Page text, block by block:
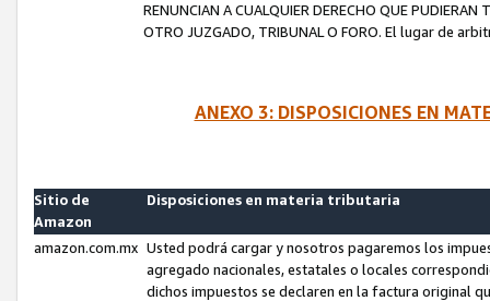
RENUNCIAN A CUALQUIER DERECHO QUE
OTRO JUZGADO, TRIBUNAL O FORO. El lugar de
ANEXO 3: DISPOSICIONES EN
Sitio de
Amazon
Disposiciones en materia tributaria
amazon.com.mx Usted podrá cargar y nosotros pagaremos los
agregado nacionales, estatales o locales
dichos impuestos se declaren en la factura original